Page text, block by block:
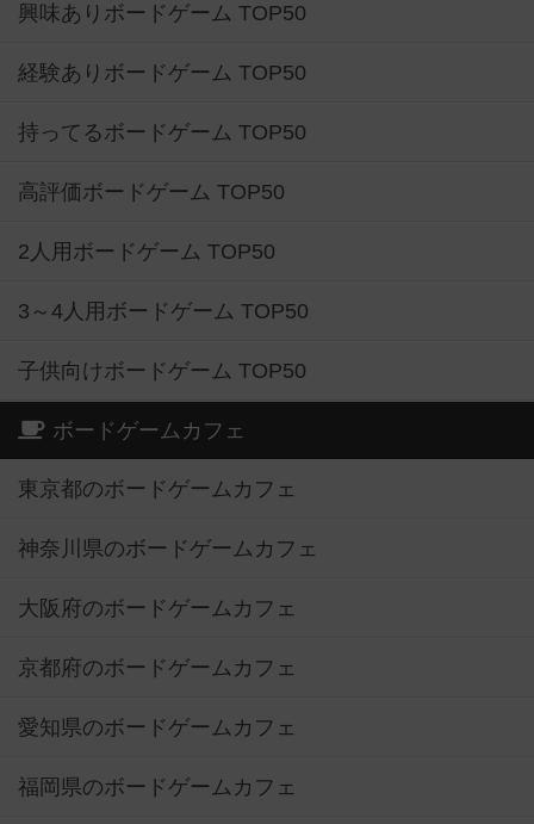
興味ありボードゲーム TOP50
経験ありボードゲーム TOP50
持ってるボードゲーム TOP50
高評価ボードゲーム TOP50
2人用ボードゲーム TOP50
3～4人用ボードゲーム TOP50
子供向けボードゲーム TOP50
ボードゲームカフェ
東京都のボードゲームカフェ
神奈川県のボードゲームカフェ
大阪府のボードゲームカフェ
京都府のボードゲームカフェ
愛知県のボードゲームカフェ
福岡県のボードゲームカフェ